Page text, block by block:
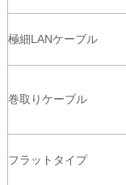
極細LANケーブル
巻取りケーブル
フラットタイプ